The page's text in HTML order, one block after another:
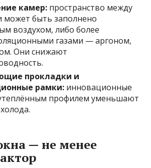
камер: пространство между
может быть заполнено
воздухом, либо более
газами — аргоном,
Они снижают
прокладки и
рамки: инновационные
профилем уменьшают
— не менее